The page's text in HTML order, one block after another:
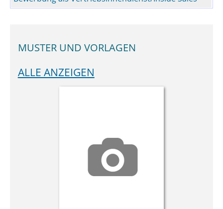
MUSTER UND VORLAGEN
ALLE ANZEIGEN